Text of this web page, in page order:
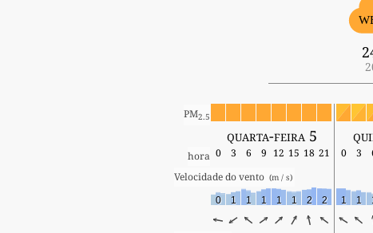
PM2.5
quarta-feira 5
hora 0 3 6 9 12 15 18 21 0 3
Velocidade do vento (m / s)
0 1 1 1 1 1 2 2 1 1